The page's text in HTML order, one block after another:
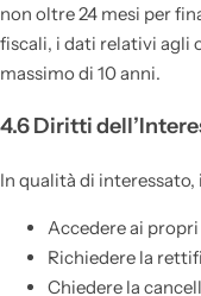
non oltre 24 mesi per
fiscali, i dati relativi agli
massimo di 10 anni.
4.6 Diritti
In qualità di
Accedere ai
Richiedere la
Chiedere la